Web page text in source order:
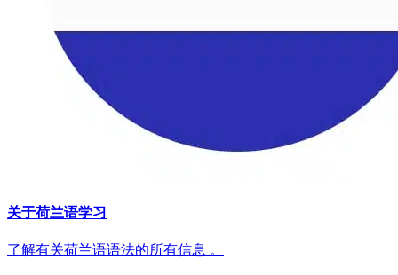
关于荷兰语学习
了解有关荷兰语语法的所有信息 。